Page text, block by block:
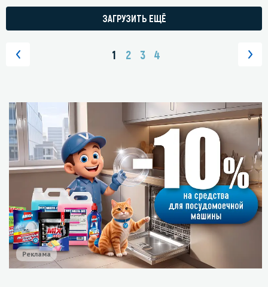
ЗАГРУЗИТЬ ЕЩЁ
1 2 3 4
Реклама